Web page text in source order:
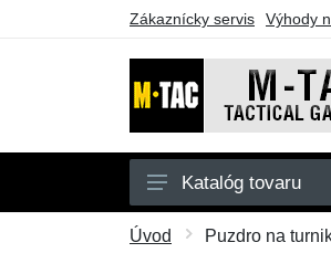
Zákaznícky servis Výhody
Pánske
Katalóg tovaru
Úvod Puzdro na